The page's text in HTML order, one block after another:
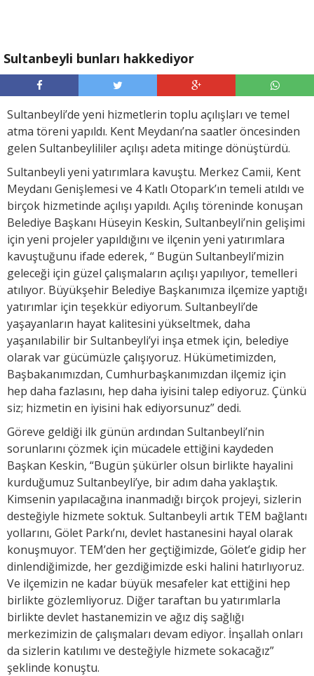
Sultanbeyli bunları hakkediyor
Sultanbeyli’de yeni hizmetlerin toplu açılışları ve temel
atma töreni yapıldı. Kent Meydanı’na saatler öncesinden
gelen Sultanbeylililer açılışı adeta mitinge dönüştürdü.
Sultanbeyli yeni yatırımlara kavuştu. Merkez Camii, Kent
Meydanı Genişlemesi ve 4 Katlı Otopark’ın temeli atıldı ve
birçok hizmetinde açılışı yapıldı. Açılış töreninde konuşan
Belediye Başkanı Hüseyin Keskin, Sultanbeyli’nin gelişimi
için yeni projeler yapıldığını ve ilçenin yeni yatırımlara
kavuştuğunu ifade ederek, “ Bugün Sultanbeyli’mizin
geleceği için güzel çalışmaların açılışı yapılıyor, temelleri
atılıyor. Büyükşehir Belediye Başkanımıza ilçemize yaptığı
yatırımlar için teşekkür ediyorum. Sultanbeyli’de
yaşayanların hayat kalitesini yükseltmek, daha
yaşanılabilir bir Sultanbeyli’yi inşa etmek için, belediye
olarak var gücümüzle çalışıyoruz. Hükümetimizden,
Başbakanımızdan, Cumhurbaşkanımızdan ilçemiz için
hep daha fazlasını, hep daha iyisini talep ediyoruz. Çünkü
siz; hizmetin en iyisini hak ediyorsunuz” dedi.
Göreve geldiği ilk günün ardından Sultanbeyli’nin
sorunlarını çözmek için mücadele ettiğini kaydeden
Başkan Keskin, “Bugün şükürler olsun birlikte hayalini
kurduğumuz Sultanbeyli’ye, bir adım daha yaklaştık.
Kimsenin yapılacağına inanmadığı birçok projeyi, sizlerin
desteğiyle hizmete soktuk. Sultanbeyli artık TEM bağlantı
yollarını, Gölet Parkı’nı, devlet hastanesini hayal olarak
konuşmuyor. TEM’den her geçtiğimizde, Gölet’e gidip her
dinlendiğimizde, her gezdiğimizde eski halini hatırlıyoruz.
Ve ilçemizin ne kadar büyük mesafeler kat ettiğini hep
birlikte gözlemliyoruz. Diğer taraftan bu yatırımlarla
birlikte devlet hastanemizin ve ağız diş sağlığı
merkezimizin de çalışmaları devam ediyor. İnşallah onları
da sizlerin katılımı ve desteğiyle hizmete sokacağız”
şeklinde konuştu.